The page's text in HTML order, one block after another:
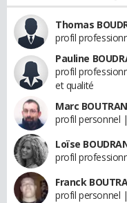
Thomas
profil
Pauline
profil
et qualité
Marc
profil personnel
Loïse
profil
Franck
profil personnel